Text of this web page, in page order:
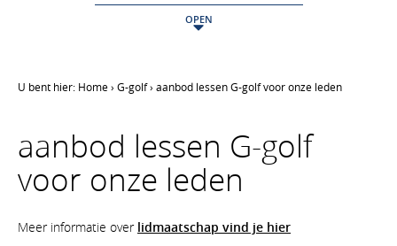
OPEN
U bent hier: Home› G-golf› aanbod lessen G-golf voor onze leden
aanbod lessen G-golf
voor onze leden
Meer informatie over lidmaatschap vind je hier